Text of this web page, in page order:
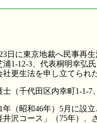
に東京地裁へ民事再生
浦1-12-3、代表桐明幸弘
更生法を申し立てられ
（千代田区内幸町1-1-7
（昭和46年）5月に設
井沢コース」（75年）